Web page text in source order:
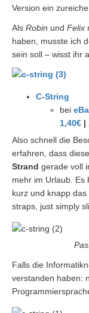
Version ein
Als Robin und Felix
haben, musste ich
sein soll – wisst ihr
C-String
bei
1,40€ |
Also schnell die
erfahren, dass
Strand gerade voll
mehr im Urlaub. Es
kurz und knapp
straps, just simply
Falls die
verstanden haben: